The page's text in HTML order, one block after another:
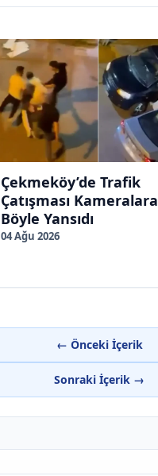
Çekmeköy’de Trafik
Çatışması Kameralara
Böyle Yansıdı
04 Ağu 2026
← Önceki İçerik
Sonraki İçerik →